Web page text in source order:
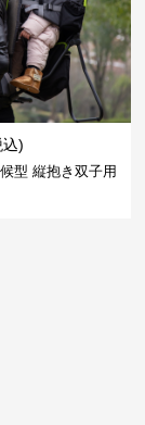
)
型 縦抱き双子用